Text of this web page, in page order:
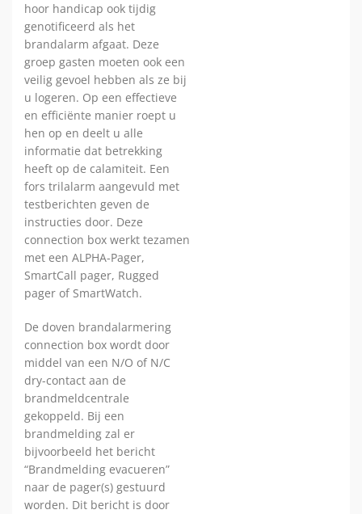
hoor handicap ook tijdig
genotificeerd als het
brandalarm afgaat. Deze
groep gasten moeten ook een
veilig gevoel hebben als ze bij
u logeren. Op een effectieve
en efficiënte manier roept u
hen op en deelt u alle
informatie dat betrekking
heeft op de calamiteit. Een
fors trilalarm aangevuld met
testberichten geven de
instructies door. Deze
connection box werkt tezamen
met een ALPHA-Pager,
SmartCall pager, Rugged
pager of SmartWatch.
De doven brandalarmering
connection box wordt door
middel van een N/O of N/C
dry-contact aan de
brandmeldcentrale
gekoppeld. Bij een
brandmelding zal er
bijvoorbeeld het bericht
“Brandmelding evacueren”
naar de pager(s) gestuurd
worden. Dit bericht is door